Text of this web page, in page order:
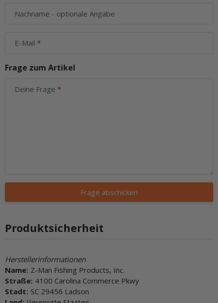
Nachname - optionale Angabe
E-Mail
Frage zum Artikel
Deine Frage
Frage abschicken
Produktsicherheit
Herstellerinformationen
Name: Z-Man Fishing Products, Inc.
Straße: 4100 Carolina Commerce Pkwy
Stadt: SC 29456 Ladson